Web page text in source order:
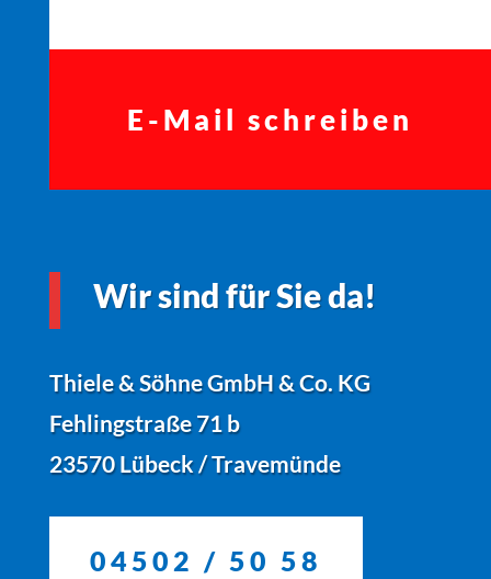
E-Mail schreiben
Wir sind für Sie da!
Thiele & Söhne GmbH & Co. KG
Fehlingstraße 71 b
23570 Lübeck / Travemünde
04502 / 50 58